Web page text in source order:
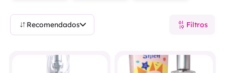
Recomendados Filtros